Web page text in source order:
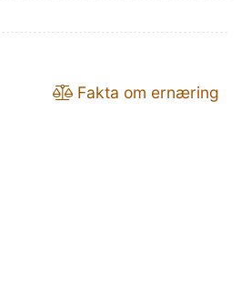
Fakta om ernæring